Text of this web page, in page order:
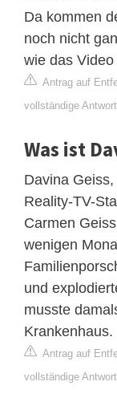
Da kommen
noch nicht
wie das
Antrag auf
vollständige
Was ist
Davina
Reality-TV-
Carmen
wenigen
und
musste
Krankenhaus.
Antrag auf
vollständige